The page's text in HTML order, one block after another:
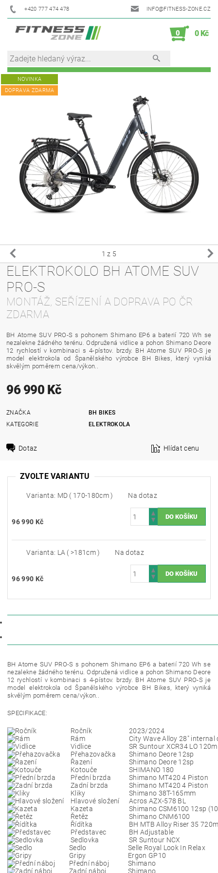
+420 777 474 478 INFO@FITNESS-ZONE.CZ
0 0 Kč
NOVINKA
DOPRAVA ZDARMA
1 z 5
ELEKTROKOLO BH ATOME SUV
PRO-S
MONTÁŽ, SEŘÍZENÍ A DOPRAVA PO ČR
ZDARMA
BH Atome SUV PRO-S s pohonemShimano EP6a baterií 720 Wh se
nezalekne žádného terénu. Odpružená vidlice a pohon Shimano Deore
12 rychlostí v kombinaci s 4-pístov. brzdy. BH Atome SUV PRO-S je
model elektrokola od Španělského výrobce BH Bikes, který vyniká
skvělým poměrem cena/výkon..
96 990 Kč
ZNAČKA
BH BIKES
KATEGORIE
ELEKTROKOLA
Dotaz Hlídat cenu
ZVOLTE VARIANTU
Varianta: MD ( 170-180cm ) Na dotaz
96 990 Kč
Varianta: LA ( >181cm ) Na dotaz
96 990 Kč
BH Atome SUV PRO-S s pohonemShimano EP6 a baterií 720 Wh se
nezalekne žádného terénu. Odpružená vidlice a pohon Shimano Deore
12 rychlostí v kombinaci s 4-pístov. brzdy. BH Atome SUV PRO-S je
model elektrokola od Španělského výrobce BH Bikes, který vyniká
skvělým poměrem cena/výkon..
SPECIFIKACE:
Ročník
2023/2024
Rám
City Wave Alloy 28"
Vidlice
SR Suntour XCR34 LO
Přehazovačka
Shimano Deore 12sp
Řazení
Shimano Deore 12sp
Kotouče
SHIMANO 180
Přední brzda
Shimano MT420 4 Piston
Zadní brzda
Shimano MT420 4 Piston
Kliky
Shimano 38T-165mm
Hlavové složení
Acros AZX-578 BL
Kazeta
Shimano CSM6100 12sp
Řetěz
Shimano CNM6100
Řídítka
BH MTB Alloy Riser 35
Představec
BH Adjustable
Sedlovka
SR Suntour NCX
Sedlo
Selle Royal Look In Relax
Gripy
Ergon GP10
Přední náboj
Shimano
Zadní náboj
Shimano